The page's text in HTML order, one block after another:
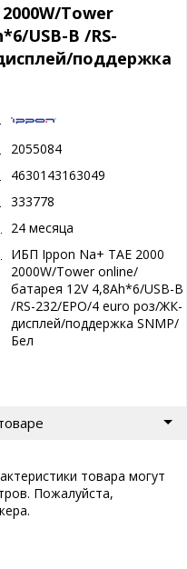
Tower
USB-B /RS-
поддержка
2055084
4630143163049
333778
24 месяца
ИБП Ippon Na+ TAE 2000
2000W/Tower online/
батарея 12V 4,8Ah*6/USB-B
/RS-232/EPO/4 euro роз/ЖК-
дисплей/поддержка SNMP/
Бел
товара могут
Пожалуйста,